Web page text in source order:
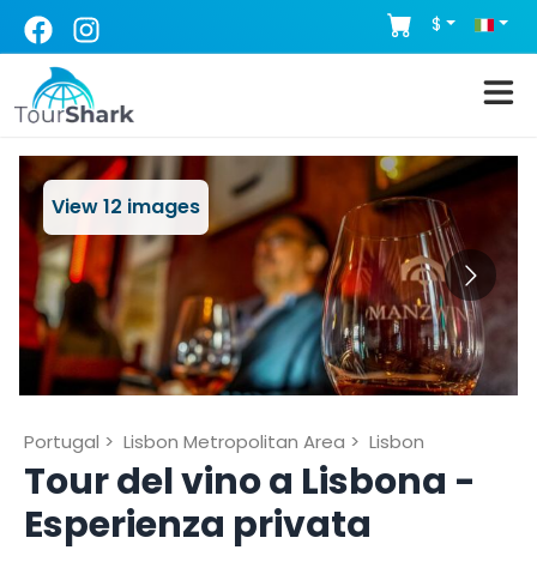
$
View12 images
Portugal > Lisbon Metropolitan Area > Lisbon
Tour del vino a Lisbona -
Esperienza privata